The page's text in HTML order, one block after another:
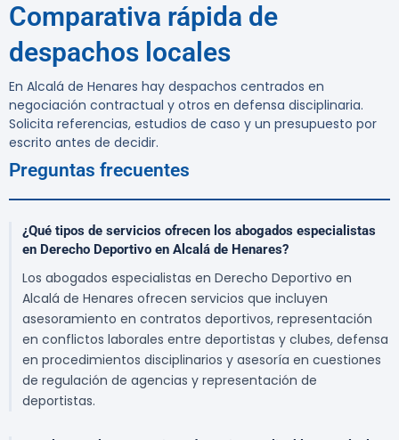
Comparativa rápida de
despachos locales
En Alcalá de Henares hay despachos centrados en
negociación contractual y otros en defensa disciplinaria.
Solicita referencias, estudios de caso y un presupuesto por
escrito antes de decidir.
Preguntas frecuentes
¿Qué tipos de servicios ofrecen los abogados especialistas
en Derecho Deportivo en Alcalá de Henares?
Los abogados especialistas en Derecho Deportivo en
Alcalá de Henares ofrecen servicios que incluyen
asesoramiento en contratos deportivos, representación
en conflictos laborales entre deportistas y clubes, defensa
en procedimientos disciplinarios y asesoría en cuestiones
de regulación de agencias y representación de
deportistas.